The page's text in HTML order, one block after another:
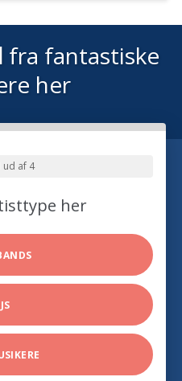
fra fantastiske
her
ud af 4
her